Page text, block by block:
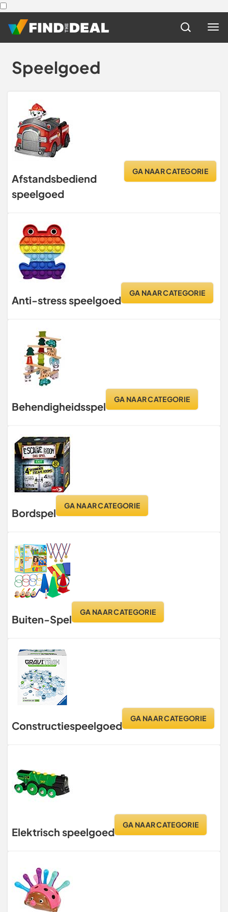
Speelgoed
Afstandsbediend
speelgoed
GA NAAR CATEGORIE
Anti-stress speelgoed
GA NAAR CATEGORIE
Behendigheidsspel
GA NAAR CATEGORIE
Bordspel
GA NAAR CATEGORIE
Buiten-Spel
GA NAAR CATEGORIE
Constructiespeelgoed
GA NAAR CATEGORIE
Elektrisch speelgoed
GA NAAR CATEGORIE